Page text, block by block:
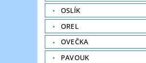
OSLÍK
OREL
OVEČKA
PAVOUK